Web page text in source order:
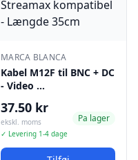
MARCA BLANCA
Kabel M12F til BNC + DC
- Video …
37.50 kr
ekskl. moms
✓ Levering 1-4 dage
Pa lager